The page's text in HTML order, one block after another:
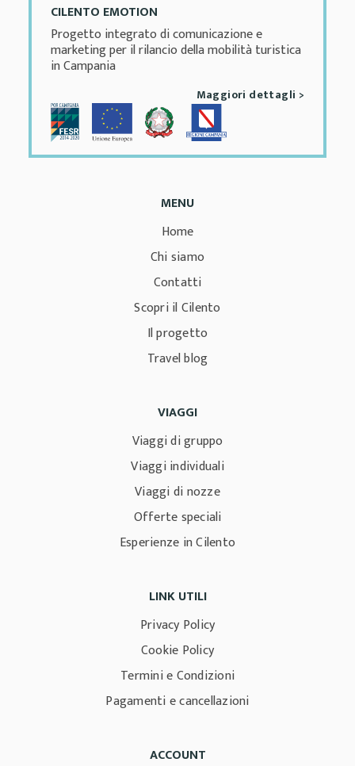
CILENTO EMOTION
Progetto integrato di comunicazione e
marketing per il rilancio della mobilità turistica
in Campania
Maggiori dettagli >
MENU
Home
Chi siamo
Contatti
Scopri il Cilento
Il progetto
Travel blog
VIAGGI
Viaggi di gruppo
Viaggi individuali
Viaggi di nozze
Offerte speciali
Esperienze in Cilento
LINK UTILI
Privacy Policy
Cookie Policy
Termini e Condizioni
Pagamenti e cancellazioni
ACCOUNT